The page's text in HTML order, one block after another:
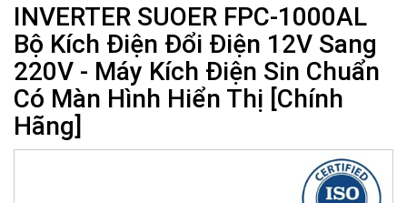
INVERTER SUOER FPC-1000AL
Bộ Kích Điện Đổi Điện 12V Sang
220V - Máy Kích Điện Sin Chuẩn
Có Màn Hình Hiển Thị [Chính
Hãng]